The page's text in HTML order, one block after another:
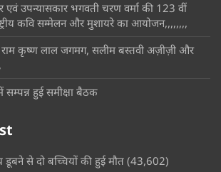
एवं उपन्यासकार भगवती चरण वर्मा की 123 वीं
कवि सम्मेलन और मुशायरे का आयोजन,,,,,,,,
राम कृष्ण लाल जगमग, सलीम बस्तवी अज़ीज़ी और
हुई समीक्षा बैठक
से दो बच्चियों की हुई मौत (43,602)